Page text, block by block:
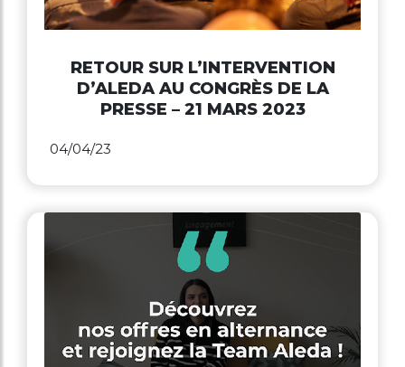
RETOUR SUR L’INTERVENTION
D’ALEDA AU CONGRÈS DE LA
PRESSE – 21 MARS 2023
04/04/23